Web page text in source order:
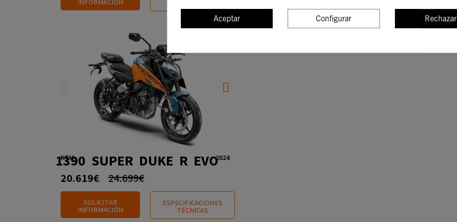
KTM 2024
1390 SUPER DUKE R EVO
20.619€ 24.699€
SOLICITAR
INFORMACIÓN
ESPECIFICACIONES
TÉCNICAS
Aceptar Configurar Rechazar